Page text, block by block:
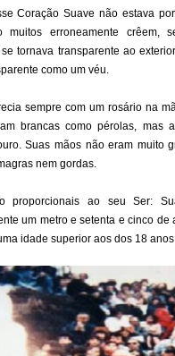
Coração Suave não estava
muitos erroneamente crêem,
tornava transparente ao
como um véu.
sempre com um rosário na
brancas como pérolas, mas
Suas mãos não eram muito
nem gordas.
proporcionais ao seu Ser:
um metro e setenta e cinco de
idade superior aos dos 18